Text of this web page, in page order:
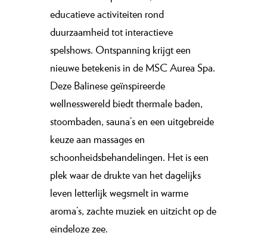
educatieve activiteiten rond
duurzaamheid tot interactieve
spelshows. Ontspanning krijgt een
nieuwe betekenis in de MSC Aurea Spa.
Deze Balinese geïnspireerde
wellnesswereld biedt thermale baden,
stoombaden, sauna’s en een uitgebreide
keuze aan massages en
schoonheidsbehandelingen. Het is een
plek waar de drukte van het dagelijks
leven letterlijk wegsmelt in warme
aroma’s, zachte muziek en uitzicht op de
eindeloze zee.